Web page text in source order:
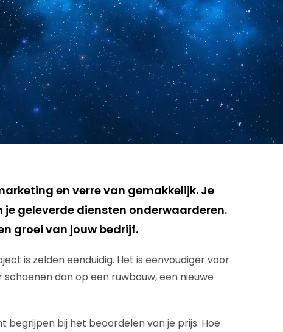
en verre van gemakkelijk. Je
geleverde diensten onderwaarderen.
groei van jouw bedrijf.
is zelden eenduidig. Het is eenvoudiger voor
dan op een ruwbouw, een nieuwe
begrijpen bij het beoordelen van je prijs. Hoe